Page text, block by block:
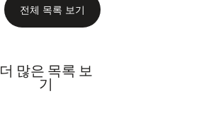
전체 목록 보기
더 많은 목록 보
기